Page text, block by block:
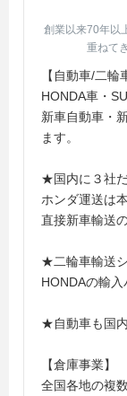
創業以来70年以
重ねて
【自動車/二輪
HONDA車・
新車自動車・
ます。
★国内に３社だ
ホンダ運送は
直接新車輸送
★二輪車輸送
HONDAの輸入
★自動車も国
【倉庫事業】
全国各地の複